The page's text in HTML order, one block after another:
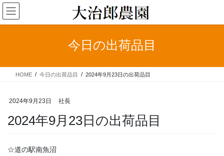
コ
ン
テ
ス
ナ
ビ
ゲ
ン
今日の出荷品目
HOME 今日の出荷品目 2024年9月23日の出荷品目
2024年9月23日 社長
2024年9月23日の出荷品目
☆道の駅南魚沼